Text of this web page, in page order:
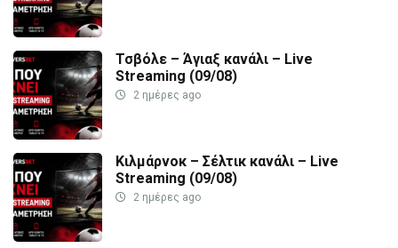
Τσβόλε – Άγιαξ κανάλι – Live
Streaming (09/08)
2 ημέρες ago
Κιλμάρνοκ – Σέλτικ κανάλι – Live
Streaming (09/08)
2 ημέρες ago